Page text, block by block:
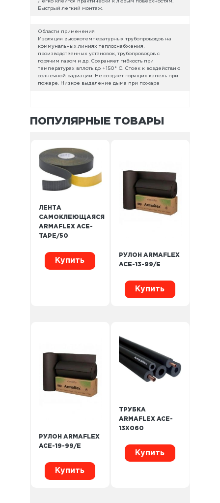
Легко клеится практически к любым поверхностям.
Быстрый легкий монтаж.
Области применения
Изоляция высокотемпературных трубопроводов на
коммунальных линиях теплоснабжения,
производственных установок, трубопроводов с
горячим газом и др. Сохраняет гибкость при
температурах вплоть до +150° C. Стоек к воздействию
солнечной радиации. Не создает горящих капель при
пожаре. Низкое выделение дыма при пожаре
ПОПУЛЯРНЫЕ ТОВАРЫ
ЛЕНТА
САМОКЛЕЮЩАЯСЯ
ARMAFLEX ACE-
TAPE/50
Купить
РУЛОН ARMAFLEX
ACE-13-99/E
Купить
РУЛОН ARMAFLEX
ACE-19-99/E
Купить
ТРУБКА
ARMAFLEX ACE-
13X060
Купить